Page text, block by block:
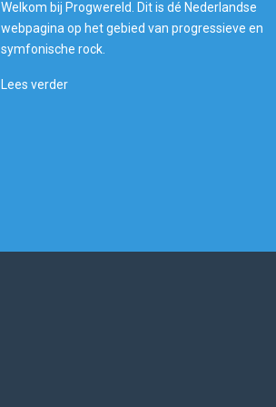
Welkom bij Progwereld. Dit is dé Nederlandse
webpagina op het gebied van progressieve en
symfonische rock.
Lees verder